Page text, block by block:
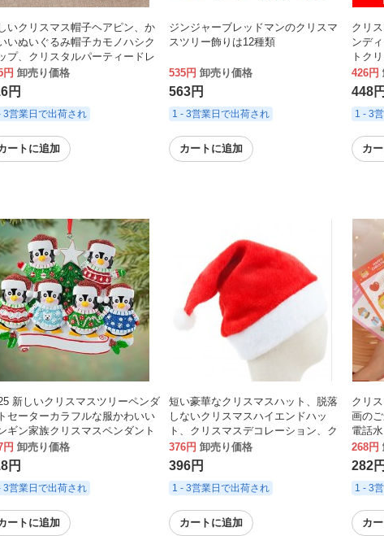
いクリスマス帽子ヘアピン、か
いぬいぐるみ帽子カモノハシク
プ、クリスタルパーティードレ
アピンヘッドドレス
円 卸売り価格
円
3営業日で出荷され
ートに追加
ジンジャーブレッドマンのクリスマ
スツリー飾りは12種類
535円 卸売り価格
563円
1 - 3営業日で出荷され
カートに追加
クリ
ンデ
トク
杖
426円
448円
1 - 3
カ
新しいクリスマスツリーペンダ
セーターカラフルな服かわいい
ギン家族クリスマスペンダント
装飾
円 卸売り価格
円
3営業日で出荷され
ートに追加
短い豪華なクリスマスハット、脱落
しないクリスマスハイエンドハッ
ト、クリスマスデコレーション、ク
リスマスパーティーホリデーデコレ
ーション
376円 卸売り価格
396円
1 - 3営業日で出荷され
カートに追加
クリ
画の
電話
ン
268円
282円
1 - 3
カ